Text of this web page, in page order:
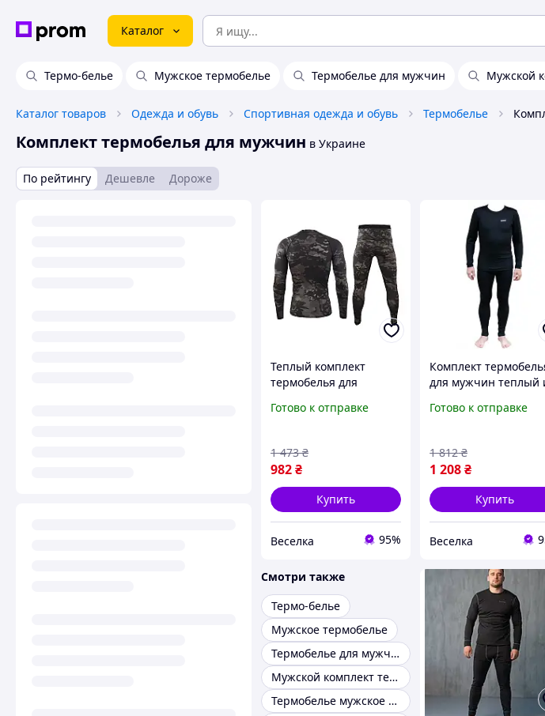
Каталог
Термо-белье Мужское термобелье Термобелье для мужчин Мужской
Каталог товаров Одежда и обувь Спортивная одежда и обувь Термобелье
Комплект термобелья для мужчин в Украине
По рейтингу Дешевле Дороже
Теплый комплект
термобелья для
длинным рукавом и
активного отдыха
FLAME
Готово к отправке
982₴
1 473 ₴
Купить
Веселка 95%
Комплект
для мужчин теплый
активного отдыха
видов спорта FLAME
Готово к отправке
1 208₴
1 812 ₴
Купить
Веселка
Смотри также
Термо-белье
Мужское термобелье
Термобелье для мужчин
Мужской комплект термобелья
Термобелье мужское турция